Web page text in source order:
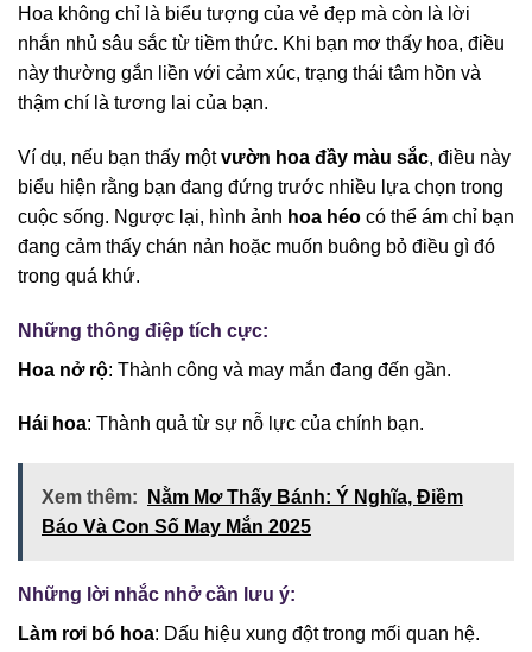
Hoa không chỉ là biểu tượng của vẻ đẹp mà còn là lời
nhắn nhủ sâu sắc từ tiềm thức. Khi bạn mơ thấy hoa, điều
này thường gắn liền với cảm xúc, trạng thái tâm hồn và
thậm chí là tương lai của bạn.
Ví dụ, nếu bạn thấy mộtvườn hoa đầy màu sắc, điều này
biểu hiện rằng bạn đang đứng trước nhiều lựa chọn trong
cuộc sống. Ngược lại, hình ảnh hoa héo có thể ám chỉ bạn
đang cảm thấy chán nản hoặc muốn buông bỏ điều gì đó
trong quá khứ.
Những thông điệp tích cực:
Hoa nở rộ: Thành công và may mắn đang đến gần.
Hái hoa: Thành quả từ sự nỗ lực của chính bạn.
Xem thêm:
Nằm Mơ Thấy Bánh: Ý Nghĩa, Điềm
Báo Và Con Số May Mắn 2025
Những lời nhắc nhở cần lưu ý:
Làm rơi bó hoa: Dấu hiệu xung đột trong mối quan hệ.